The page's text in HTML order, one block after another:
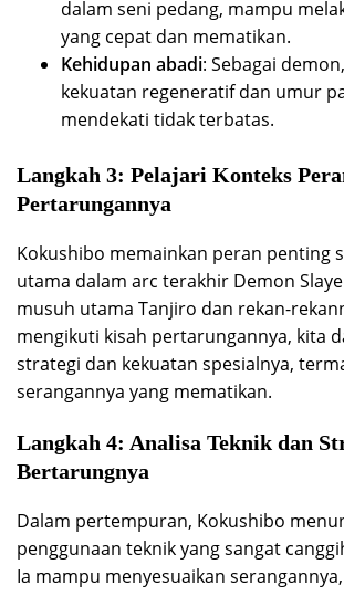
dalam seni pedang, mampu
yang cepat dan mematikan.
Kehidupan abadi: Sebagai
kekuatan regeneratif dan umur
mendekati tidak terbatas.
Langkah 3: Pelajari Konteks
Pertarungannya
Kokushibo memainkan peran penting
utama dalam arc terakhir Demon
musuh utama Tanjiro dan rekan-
mengikuti kisah pertarungannya, kita
strategi dan kekuatan spesialnya,
serangannya yang mematikan.
Langkah 4: Analisa Teknik dan
Bertarungnya
Dalam pertempuran, Kokushibo
penggunaan teknik yang sangat
Ia mampu menyesuaikan